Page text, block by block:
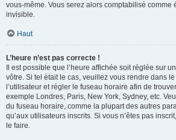
vous-même. Vous serez alors comptabilisé comme
invisible.
Haut
L’heure n’est pas correcte !
Il est possible que l’heure affichée soit réglée sur
vôtre. Si tel était le cas, veuillez vous rendre dans
l’utilisateur et régler le fuseau horaire afin de
exemple Londres, Paris, New York, Sydney, etc.
du fuseau horaire, comme la plupart des autres
qu’aux utilisateurs inscrits. Si vous n’êtes pas
le faire.